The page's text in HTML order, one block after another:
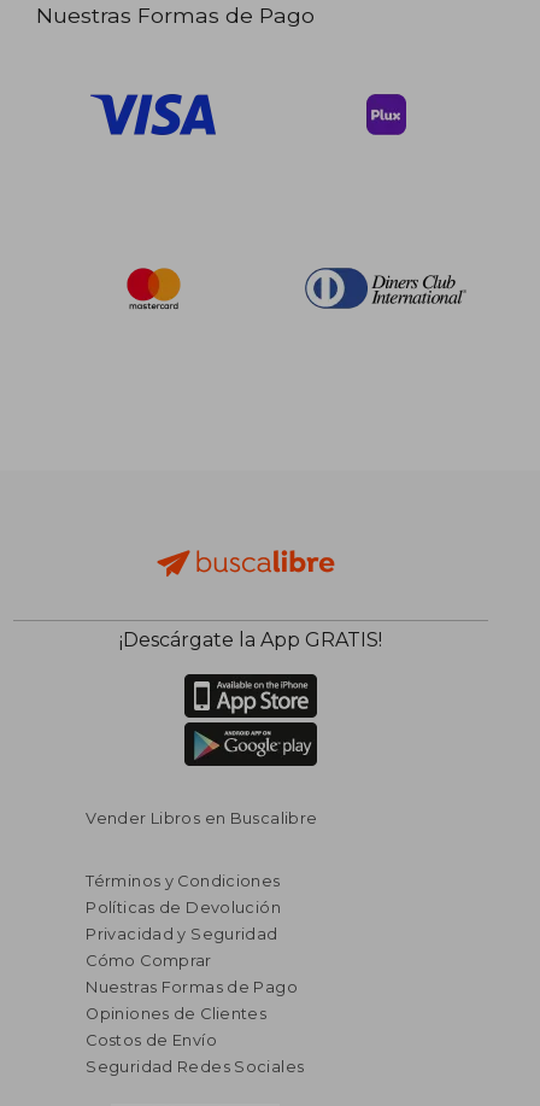
Nuestras Formas de Pago
¡Descárgate la App GRATIS!
Vender Libros en Buscalibre
Términos y Condiciones
Políticas de Devolución
Privacidad y Seguridad
Cómo Comprar
Nuestras Formas de Pago
Opiniones de Clientes
Costos de Envío
Seguridad Redes Sociales